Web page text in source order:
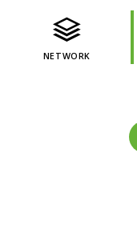
NETWORK